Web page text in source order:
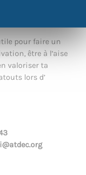
pour faire un
être à l’aise
valoriser ta
lors d’